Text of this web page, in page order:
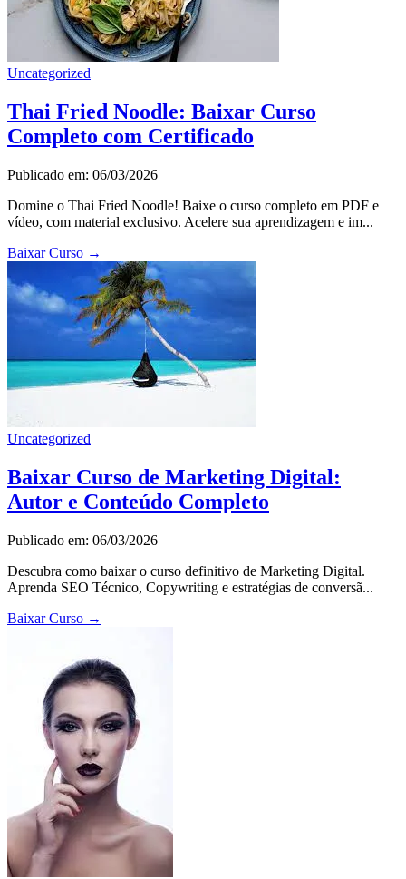
Uncategorized
Thai Fried Noodle: Baixar Curso
Completo com Certificado
Publicado em: 06/03/2026
Domine o Thai Fried Noodle! Baixe o curso completo em PDF e
vídeo, com material exclusivo. Acelere sua aprendizagem e im...
Baixar Curso →
Uncategorized
Baixar Curso de Marketing Digital:
Autor e Conteúdo Completo
Publicado em: 06/03/2026
Descubra como baixar o curso definitivo de Marketing Digital.
Aprenda SEO Técnico, Copywriting e estratégias de conversã...
Baixar Curso →